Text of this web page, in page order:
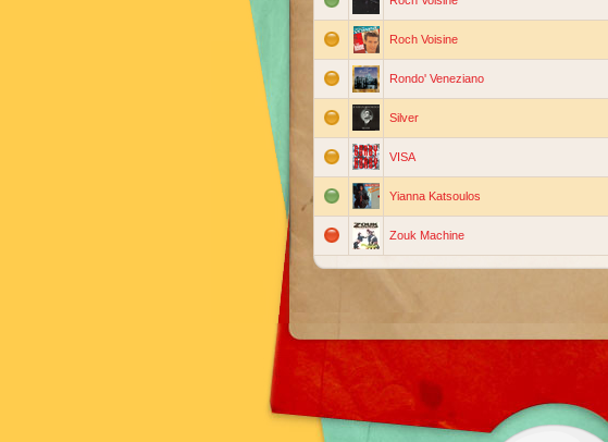
Roch Voisine
Rondo' Veneziano
Silver
VISA
Yianna Katsoulos
Zouk Machine